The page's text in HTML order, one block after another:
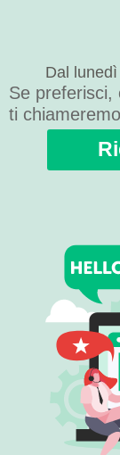
Dal
Se preferisci,
ti